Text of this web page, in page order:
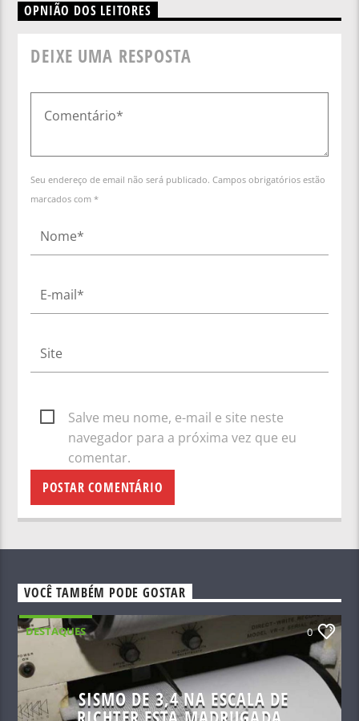
OPNIÃO DOS LEITORES
DEIXE UMA RESPOSTA
Seu endereço de email não será publicado. Campos obrigatórios estão
marcados com *
Salve meu nome, e-mail e site neste
navegador para a próxima vez que eu
comentar.
VOCÊ TAMBÉM PODE GOSTAR
DESTAQUES 0
SISMO DE 3,4 NA ESCALA DE